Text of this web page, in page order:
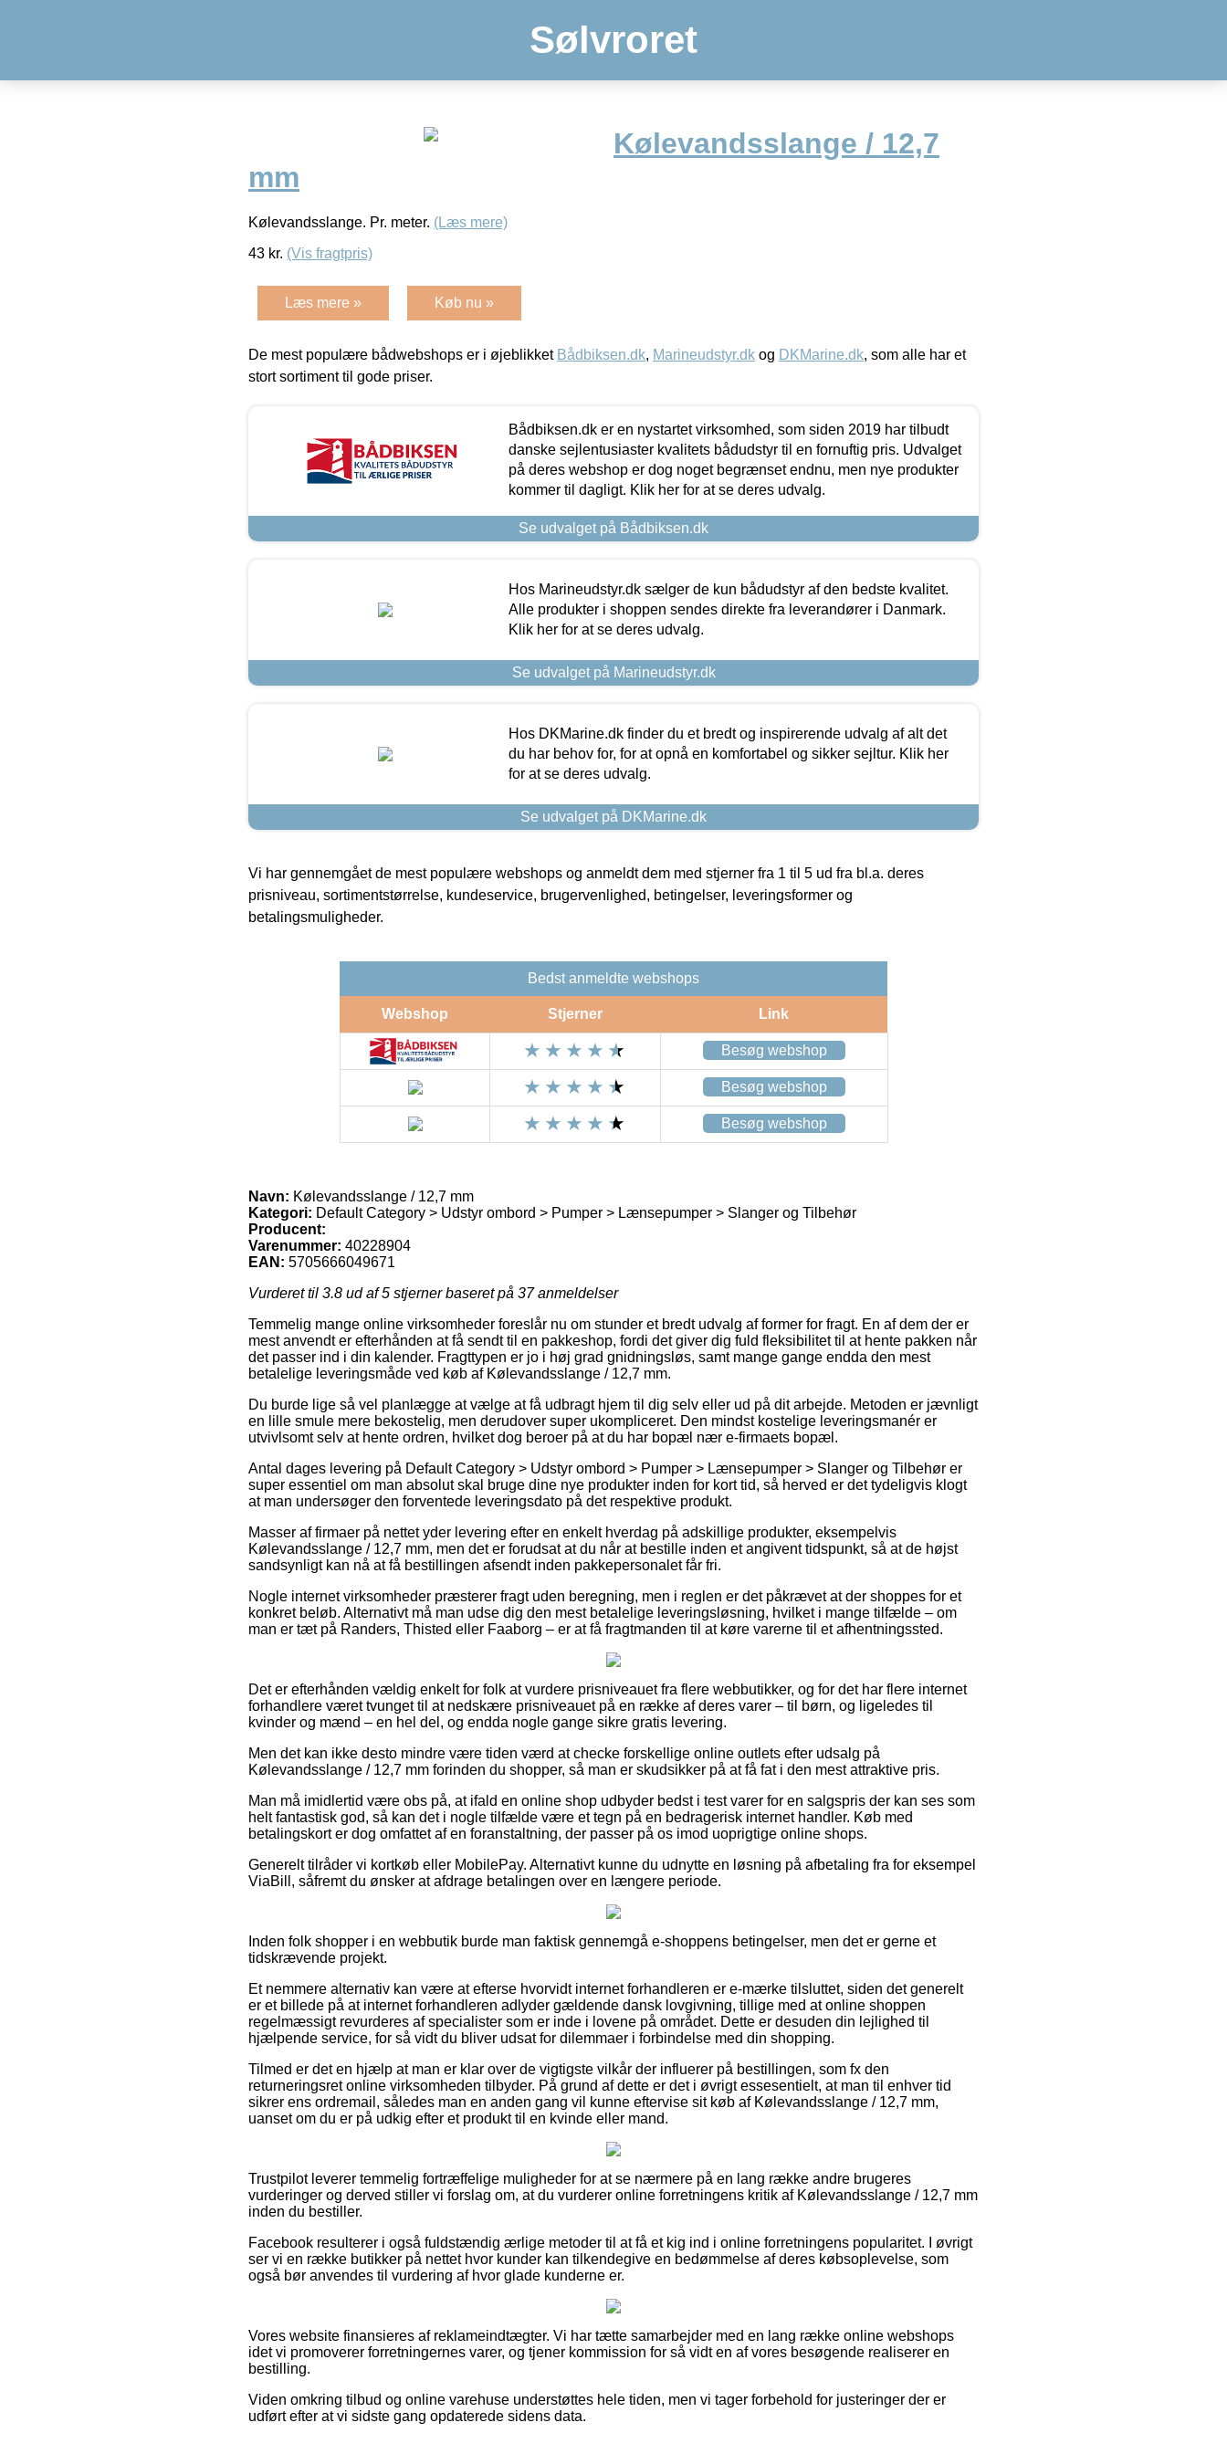
Sølvroret
Kølevandsslange / 12,7
mm
Kølevandsslange. Pr. meter. (Læs mere)
43 kr. (Vis fragtpris)
Læs mere » Køb nu »
De mest populære bådwebshops er i øjeblikket Bådbiksen.dk, Marineudstyr.dk og DKMarine.dk, som alle har et
stort sortiment til gode priser.
Bådbiksen.dk er en nystartet virksomhed, som siden 2019 har tilbudt
danske sejlentusiaster kvalitets bådudstyr til en fornuftig pris. Udvalget
på deres webshop er dog noget begrænset endnu, men nye produkter
kommer til dagligt. Klik her for at se deres udvalg.
Se udvalget på Bådbiksen.dk
Hos Marineudstyr.dk sælger de kun bådudstyr af den bedste kvalitet.
Alle produkter i shoppen sendes direkte fra leverandører i Danmark.
Klik her for at se deres udvalg.
Se udvalget på Marineudstyr.dk
Hos DKMarine.dk finder du et bredt og inspirerende udvalg af alt det
du har behov for, for at opnå en komfortabel og sikker sejltur. Klik her
for at se deres udvalg.
Se udvalget på DKMarine.dk
Vi har gennemgået de mest populære webshops og anmeldt dem med stjerner fra 1 til 5 ud fra bl.a. deres
prisniveau, sortimentstørrelse, kundeservice, brugervenlighed, betingelser, leveringsformer og
betalingsmuligheder.
Bedst anmeldte webshops
Webshop Stjerner Link
Besøg webshop
Besøg webshop
Besøg webshop
Navn: Kølevandsslange / 12,7 mm
Kategori: Default Category > Udstyr ombord > Pumper > Lænsepumper > Slanger og Tilbehør
Producent:
Varenummer: 40228904
EAN: 5705666049671
Vurderet til 3.8 ud af 5 stjerner baseret på 37anmeldelser
Temmelig mange online virksomheder foreslår nu om stunder et bredt udvalg af former for fragt. En af dem der er
mest anvendt er efterhånden at få sendt til en pakkeshop, fordi det giver dig fuld fleksibilitet til at hente pakken når
det passer ind i din kalender. Fragttypen er jo i høj grad gnidningsløs, samt mange gange endda den mest
betalelige leveringsmåde ved køb af Kølevandsslange / 12,7 mm.
Du burde lige så vel planlægge at vælge at få udbragt hjem til dig selv eller ud på dit arbejde. Metoden er jævnligt
en lille smule mere bekostelig, men derudover super ukompliceret. Den mindst kostelige leveringsmanér er
utvivlsomt selv at hente ordren, hvilket dog beroer på at du har bopæl nær e-firmaets bopæl.
Antal dages levering på Default Category > Udstyr ombord > Pumper > Lænsepumper > Slanger og Tilbehør er
super essentiel om man absolut skal bruge dine nye produkter inden for kort tid, så herved er det tydeligvis klogt
at man undersøger den forventede leveringsdato på det respektive produkt.
Masser af firmaer på nettet yder levering efter en enkelt hverdag på adskillige produkter, eksempelvis
Kølevandsslange / 12,7 mm, men det er forudsat at du når at bestille inden et angivent tidspunkt, så at de højst
sandsynligt kan nå at få bestillingen afsendt inden pakkepersonalet får fri.
Nogle internet virksomheder præsterer fragt uden beregning, men i reglen er det påkrævet at der shoppes for et
konkret beløb. Alternativt må man udse dig den mest betalelige leveringsløsning, hvilket i mange tilfælde – om
man er tæt på Randers, Thisted eller Faaborg – er at få fragtmanden til at køre varerne til et afhentningssted.
Det er efterhånden vældig enkelt for folk at vurdere prisniveauet fra flere webbutikker, og for det har flere internet
forhandlere været tvunget til at nedskære prisniveauet på en række af deres varer – til børn, og ligeledes til
kvinder og mænd – en hel del, og endda nogle gange sikre gratis levering.
Men det kan ikke desto mindre være tiden værd at checke forskellige online outlets efter udsalg på
Kølevandsslange / 12,7 mm forinden du shopper, så man er skudsikker på at få fat i den mest attraktive pris.
Man må imidlertid være obs på, at ifald en online shop udbyder bedst i test varer for en salgspris der kan ses som
helt fantastisk god, så kan det i nogle tilfælde være et tegn på en bedragerisk internet handler. Køb med
betalingskort er dog omfattet af en foranstaltning, der passer på os imod uoprigtige online shops.
Generelt tilråder vi kortkøb eller MobilePay. Alternativt kunne du udnytte en løsning på afbetaling fra for eksempel
ViaBill, såfremt du ønsker at afdrage betalingen over en længere periode.
Inden folk shopper i en webbutik burde man faktisk gennemgå e-shoppens betingelser, men det er gerne et
tidskrævende projekt.
Et nemmere alternativ kan være at efterse hvorvidt internet forhandleren er e-mærke tilsluttet, siden det generelt
er et billede på at internet forhandleren adlyder gældende dansk lovgivning, tillige med at online shoppen
regelmæssigt revurderes af specialister som er inde i lovene på området. Dette er desuden din lejlighed til
hjælpende service, for så vidt du bliver udsat for dilemmaer i forbindelse med din shopping.
Tilmed er det en hjælp at man er klar over de vigtigste vilkår der influerer på bestillingen, som fx den
returneringsret online virksomheden tilbyder. På grund af dette er det i øvrigt essesentielt, at man til enhver tid
sikrer ens ordremail, således man en anden gang vil kunne eftervise sit køb af Kølevandsslange / 12,7 mm,
uanset om du er på udkig efter et produkt til en kvinde eller mand.
Trustpilot leverer temmelig fortræffelige muligheder for at se nærmere på en lang række andre brugeres
vurderinger og derved stiller vi forslag om, at du vurderer online forretningens kritik af Kølevandsslange / 12,7 mm
inden du bestiller.
Facebook resulterer i også fuldstændig ærlige metoder til at få et kig ind i online forretningens popularitet. I øvrigt
ser vi en række butikker på nettet hvor kunder kan tilkendegive en bedømmelse af deres købsoplevelse, som
også bør anvendes til vurdering af hvor glade kunderne er.
Vores website finansieres af reklameindtægter. Vi har tætte samarbejder med en lang række online webshops
idet vi promoverer forretningernes varer, og tjener kommission for så vidt en af vores besøgende realiserer en
bestilling.
Viden omkring tilbud og online varehuse understøttes hele tiden, men vi tager forbehold for justeringer der er
udført efter at vi sidste gang opdaterede sidens data.